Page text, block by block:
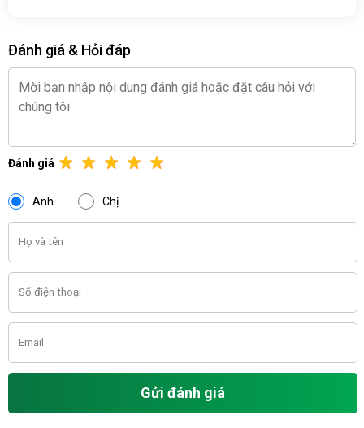
Đánh giá & Hỏi đáp
Đánh giá
Anh Chị
Gửi đánh giá